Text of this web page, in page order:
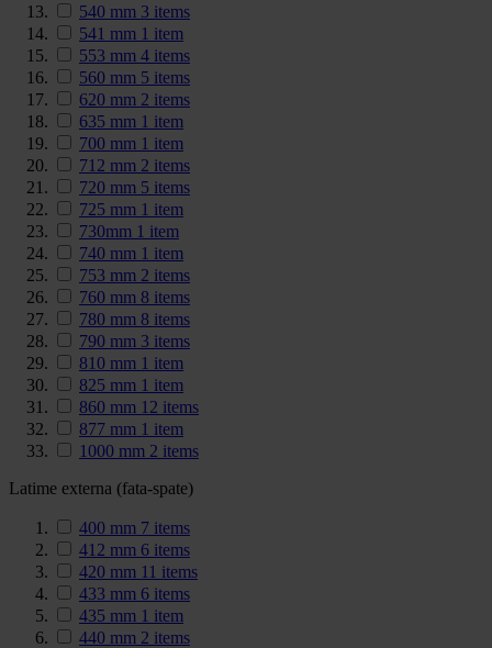
540 mm 3 items
541 mm 1 item
553 mm 4 items
560 mm 5 items
620 mm 2 items
635 mm 1 item
700 mm 1 item
712 mm 2 items
720 mm 5 items
725 mm 1 item
730mm 1 item
740 mm 1 item
753 mm 2 items
760 mm 8 items
780 mm 8 items
790 mm 3 items
810 mm 1 item
825 mm 1 item
860 mm 12 items
877 mm 1 item
1000 mm 2 items
Latime externa (fata-spate)
400 mm 7 items
412 mm 6 items
420 mm 11 items
433 mm 6 items
435 mm 1 item
440 mm 2 items